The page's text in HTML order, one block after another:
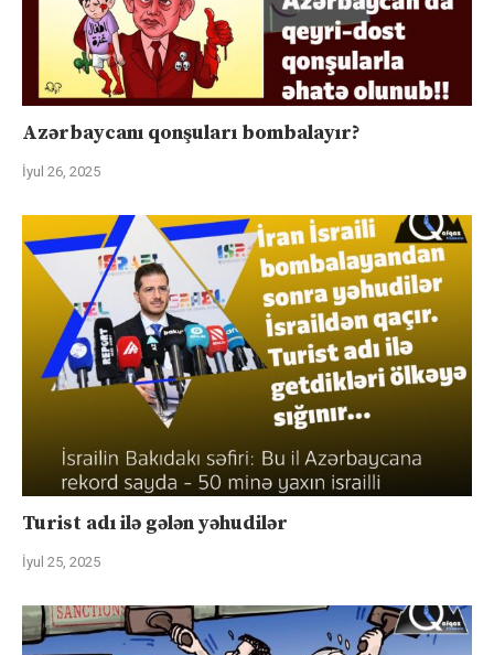
Azərbaycanı qonşuları bombalayır?
İyul 26, 2025
Turist adı ilə gələn yəhudilər
İyul 25, 2025